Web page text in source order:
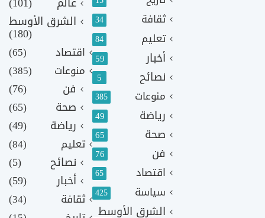
ثقافة 34
تعليم 84
أخبار 59
نصائح 5
منوعات 385
رياضة 49
صحة 65
فن 76
اقتصاد 65
سياسة 425
الشرق الأوسط
الشرق الأوسط
(180)
اقتصاد
(65)
منوعات
(385)
فن
(76)
صحة
(65)
رياضة
(49)
تعليم (84)
نصائح
(5)
أخبار
(59)
ثقافة
(34)